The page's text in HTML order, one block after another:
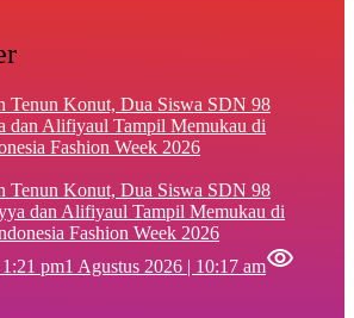
Tenun Konut, Dua Siswa SDN 98
dan Alifiyaul Tampil Memukau di
Fashion Week 2026
pm1 Agustus 2026 | 10:17 am